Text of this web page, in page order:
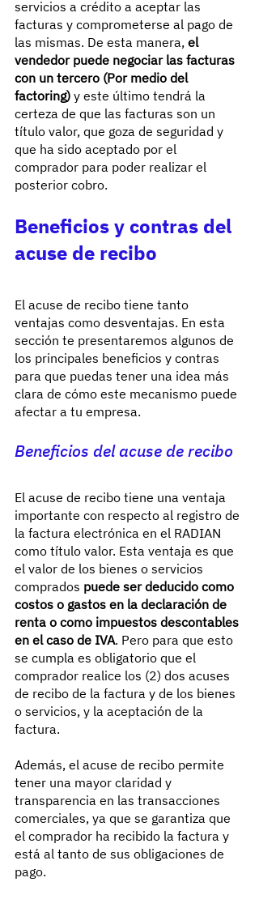
servicios a crédito a aceptar las
facturas y comprometerse al pago de
las mismas. De esta manera, el
vendedor puede negociar las facturas
con un tercero (Por medio del
factoring) y este último tendrá la
certeza de que las facturas son un
título valor, que goza de seguridad y
que ha sido aceptado por el
comprador para poder realizar el
posterior cobro.
Beneficios y contras del
acuse de recibo
El acuse de recibo tiene tanto
ventajas como desventajas. En esta
sección te presentaremos algunos de
los principales beneficios y contras
para que puedas tener una idea más
clara de cómo este mecanismo puede
afectar a tu empresa.
Beneficios del acuse de recibo
El acuse de recibo tiene una ventaja
importante con respecto al registro de
la factura electrónica en el RADIAN
como título valor. Esta ventaja es que
el valor de los bienes o servicios
comprados puede ser deducido como
costos o gastos en la declaración de
renta o como impuestos descontables
en el caso de IVA. Pero para que esto
se cumpla es obligatorio que el
comprador realice los (2) dos acuses
de recibo de la factura y de los bienes
o servicios, y la aceptación de la
factura.
Además, el acuse de recibo permite
tener una mayor claridad y
transparencia en las transacciones
comerciales, ya que se garantiza que
el comprador ha recibido la factura y
está al tanto de sus obligaciones de
pago.